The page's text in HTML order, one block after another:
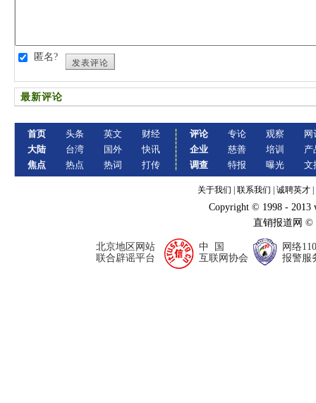
匿名?
发表评论
最新评论
首页
大陆
焦点
头条
台湾
热点
英文
国外
热词
财经
快讯
打传
评论
企业
调查
专论
慈善
特报
观察
培训
曝光
网
产
文
关于我们 联系我们 诚聘英才
Copyright © 1998 - 2013
直销报道网
北京地区网站
联合辟谣平台
中 国
互联网协会
网络110
报警服